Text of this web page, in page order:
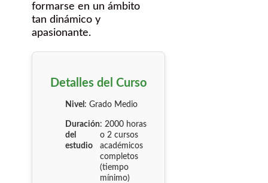
formarse en un ámbito
tan dinámico y
apasionante.
Detalles del Curso
Nivel : Grado Medio
Duración
del
estudio
: 2000 horas
o 2 cursos
académicos
completos
(tiempo
mínimo)